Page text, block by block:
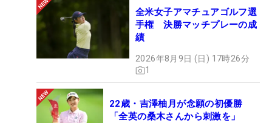
全米女子アマチュアゴルフ選
手権 決勝マッチプレーの成
績
2026年8月9日 (日) 17時26分
1
22歳・吉澤柚月が念願の初優勝
「全英の桑木さんから刺激を」